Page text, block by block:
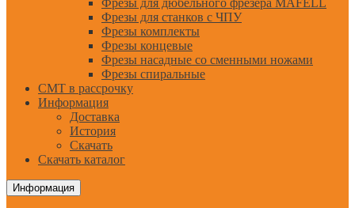
Фрезы для дюбельного фрезера MAFELL
Фрезы для станков с ЧПУ
Фрезы комплекты
Фрезы концевые
Фрезы насадные со сменными ножами
Фрезы спиральные
CMT в рассрочку
Информация
Доставка
История
Скачать
Скачать каталог
Информация